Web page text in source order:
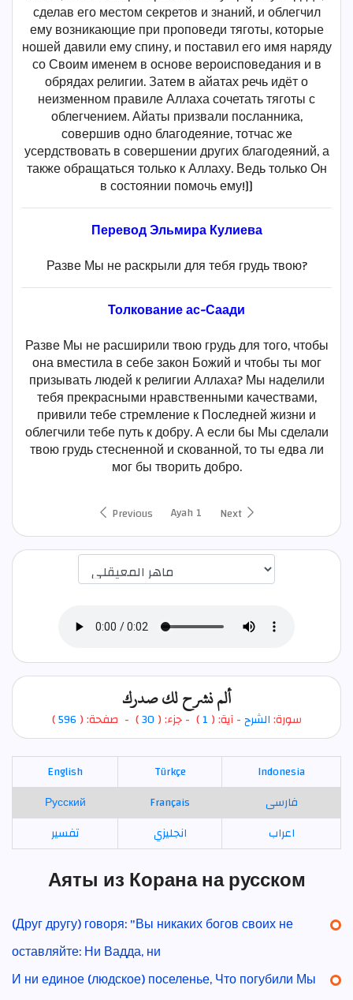
сделав его местом секретов и знаний, и облегчил
ему возникающие при проповеди тяготы, которые
ношей давили ему спину, и поставил его имя наряду
со Своим именем в основе вероисповедания и в
обрядах религии. Затем в айатах речь идёт о
неизменном правиле Аллаха сочетать тяготы с
облегчением. Айаты призвали посланника,
совершив одно благодеяние, тотчас же
усердствовать в совершении других благодеяний, а
также обращаться только к Аллаху. Ведь только Он
в состоянии помочь ему!]]
Перевод Эльмира Кулиева
Разве Мы не раскрыли для тебя грудь твою?
Толкование ас-Саади
Разве Мы не расширили твою грудь для того, чтобы
она вместила в себе закон Божий и чтобы ты мог
призывать людей к религии Аллаха? Мы наделили
тебя прекрасными нравственными качествами,
привили тебе стремление к Последней жизни и
облегчили тебе путь к добру. А если бы Мы сделали
твою грудь стесненной и скованной, то ты едва ли
мог бы творить добро.
Previous Ayah 1 Next
اختيار قارئ الآية
ألم نشرح لك صدرك
سورة:الشرح- آية: ( 1
) - جزء: (30) - صفحة: (596
)
English Türkçe
Indonesia
Русский
Français
فارسی
تفسير
انجليزي اعراب
Аяты из Корана на русском
(Друг другу) говоря: "Вы никаких богов своих не
оставляйте: Ни Вадда, ни
И ни единое (людское) поселенье, Что погубили Мы